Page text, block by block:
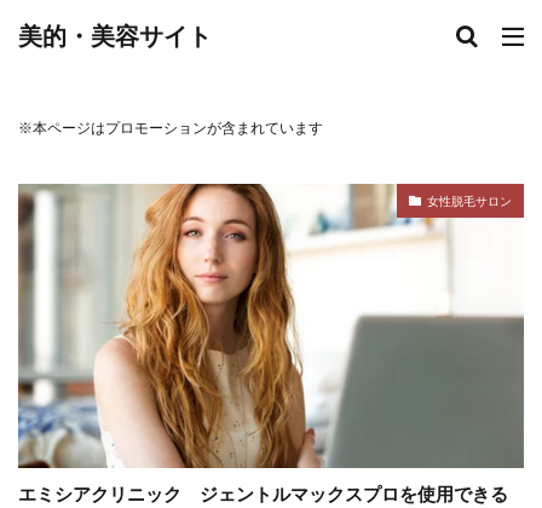
美的・美容サイト
※本ページはプロモーションが含まれています
女性脱毛サロン
エミシアクリニック ジェントルマックスプロを使用できる